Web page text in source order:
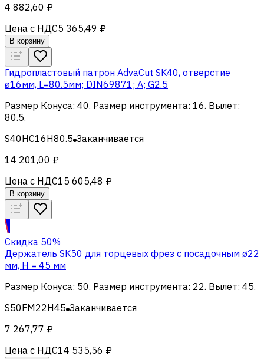
4 882,60 ₽
Цена с НДС5 365,49 ₽
В корзину
Гидропластовый патрон AdvaCut SK40, отверстие
ø16мм, L=80.5мм; DIN69871; A; G2.5
Размер Конуса: 40. Размер инструмента: 16. Вылет:
80.5.
S40HC16H80.5 Заканчивается
14 201,00 ₽
Цена с НДС15 605,48 ₽
В корзину
Скидка 50%
Держатель SK50 для торцевых фрез с посадочным ø22
мм, H = 45 мм
Размер Конуса: 50. Размер инструмента: 22. Вылет: 45.
S50FM22H45 Заканчивается
7 267,77 ₽
Цена с НДС14 535,56 ₽